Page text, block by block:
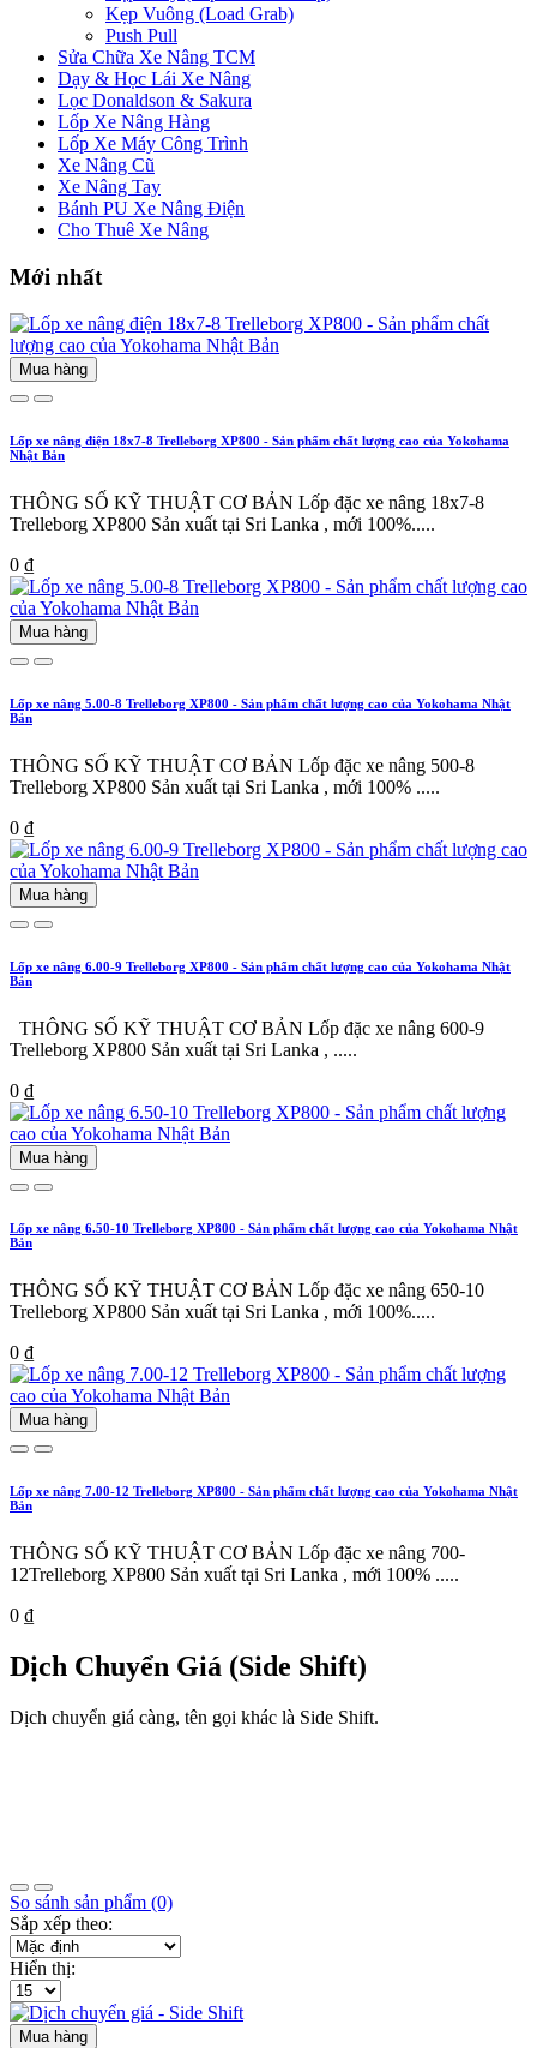
Kẹp Vuông (Load Grab)
Push Pull
Sửa Chữa Xe Nâng TCM
Dạy & Học Lái Xe Nâng
Lọc Donaldson & Sakura
Lốp Xe Nâng Hàng
Lốp Xe Máy Công Trình
Xe Nâng Cũ
Xe Nâng Tay
Bánh PU Xe Nâng Điện
Cho Thuê Xe Nâng
Mới nhất
Mua hàng
Lốp xe nâng điện 18x7-8 Trelleborg XP800 - Sản phẩm chất lượng cao của Yokohama
Nhật Bản
THÔNG SỐ KỸ THUẬT CƠ BẢN Lốp đặc xe nâng 18x7-8
Trelleborg XP800 Sản xuất tại Sri Lanka , mới 100%.....
0 ₫
Mua hàng
Lốp xe nâng 5.00-8 Trelleborg XP800 - Sản phẩm chất lượng cao của Yokohama Nhật
Bản
THÔNG SỐ KỸ THUẬT CƠ BẢN Lốp đặc xe nâng 500-8
Trelleborg XP800 Sản xuất tại Sri Lanka , mới 100% .....
0 ₫
Mua hàng
Lốp xe nâng 6.00-9 Trelleborg XP800 - Sản phẩm chất lượng cao của Yokohama Nhật
Bản
THÔNG SỐ KỸ THUẬT CƠ BẢN Lốp đặc xe nâng 600-9
Trelleborg XP800 Sản xuất tại Sri Lanka , .....
0 ₫
Mua hàng
Lốp xe nâng 6.50-10 Trelleborg XP800 - Sản phẩm chất lượng cao của Yokohama Nhật
Bản
THÔNG SỐ KỸ THUẬT CƠ BẢN Lốp đặc xe nâng 650-10
Trelleborg XP800 Sản xuất tại Sri Lanka , mới 100%.....
0 ₫
Mua hàng
Lốp xe nâng 7.00-12 Trelleborg XP800 - Sản phẩm chất lượng cao của Yokohama Nhật
Bản
THÔNG SỐ KỸ THUẬT CƠ BẢN Lốp đặc xe nâng 700-
12Trelleborg XP800 Sản xuất tại Sri Lanka , mới 100% .....
0 ₫
Dịch Chuyển Giá (Side Shift)
Dịch chuyển giá càng, tên gọi khác là Side Shift.
So sánh sản phẩm (0)
Sắp xếp theo:
Hiển thị:
Mua hàng